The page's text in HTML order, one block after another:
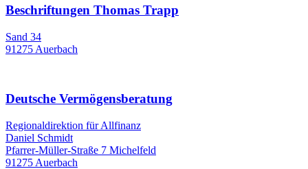
Beschriftungen Thomas Trapp
Sand 34
91275 Auerbach
Deutsche Vermögensberatung
Regionaldirektion für Allfinanz
Daniel Schmidt
Pfarrer-Müller-Straße 7 Michelfeld
91275 Auerbach